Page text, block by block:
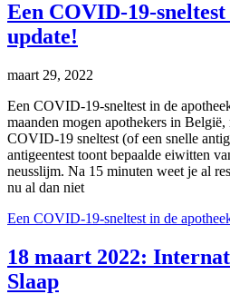
Een COVID-19-
update!
maart 29, 2022
Een COVID-19-sneltest in de
maanden mogen apothekers in
COVID-19 sneltest (of een snelle
antigeentest toont bepaalde eiwitten
neusslijm. Na 15 minuten weet je al
nu al dan niet
Een COVID-19-sneltest in de
18 maart 2022:
Slaap